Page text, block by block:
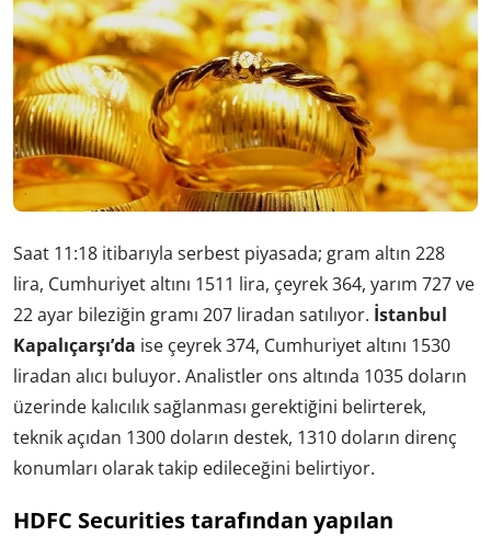
Saat 11:18 itibarıyla serbest piyasada; gram altın 228
lira, Cumhuriyet altını 1511 lira, çeyrek 364, yarım 727 ve
22 ayar bileziğin gramı 207 liradan satılıyor. İstanbul
Kapalıçarşı’da ise çeyrek 374, Cumhuriyet altını 1530
liradan alıcı buluyor. Analistler ons altında 1035 doların
üzerinde kalıcılık sağlanması gerektiğini belirterek,
teknik açıdan 1300 doların destek, 1310 doların direnç
konumları olarak takip edileceğini belirtiyor.
HDFC Securities tarafından yapılan